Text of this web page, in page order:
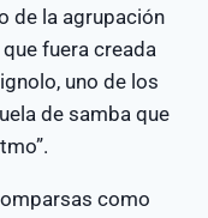
de la agrupación
fuera creada
uno de los
de samba que
como